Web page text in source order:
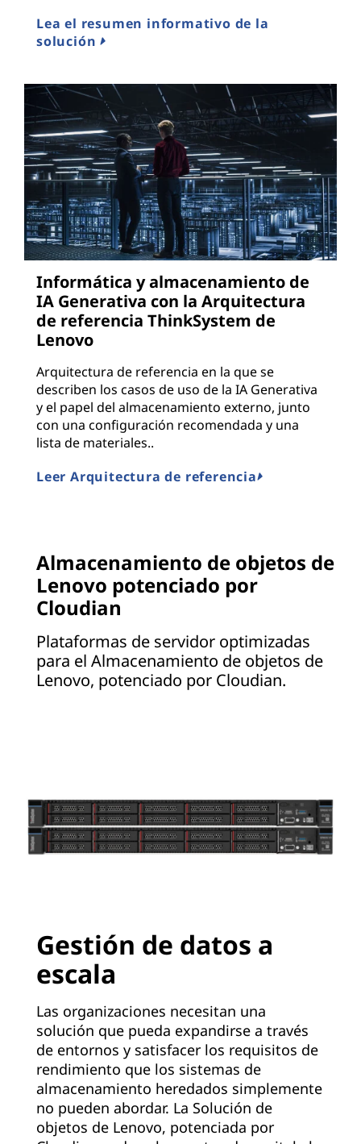
Lea el resumen informativo de la
solución
Informática y almacenamiento de
IA Generativa con la Arquitectura
de referencia ThinkSystem de
Lenovo
Arquitectura de referencia en la que se
describen los casos de uso de la IA Generativa
y el papel del almacenamiento externo, junto
con una configuración recomendada y una
lista de materiales..
Leer Arquitectura de referencia
Almacenamiento de objetos de
Lenovo potenciado por
Cloudian
Plataformas de servidor optimizadas
para el Almacenamiento de objetos de
Lenovo, potenciado por Cloudian.
Gestión de datos a
escala
Las organizaciones necesitan una
solución que pueda expandirse a través
de entornos y satisfacer los requisitos de
rendimiento que los sistemas de
almacenamiento heredados simplemente
no pueden abordar. La Solución de
objetos de Lenovo, potenciada por